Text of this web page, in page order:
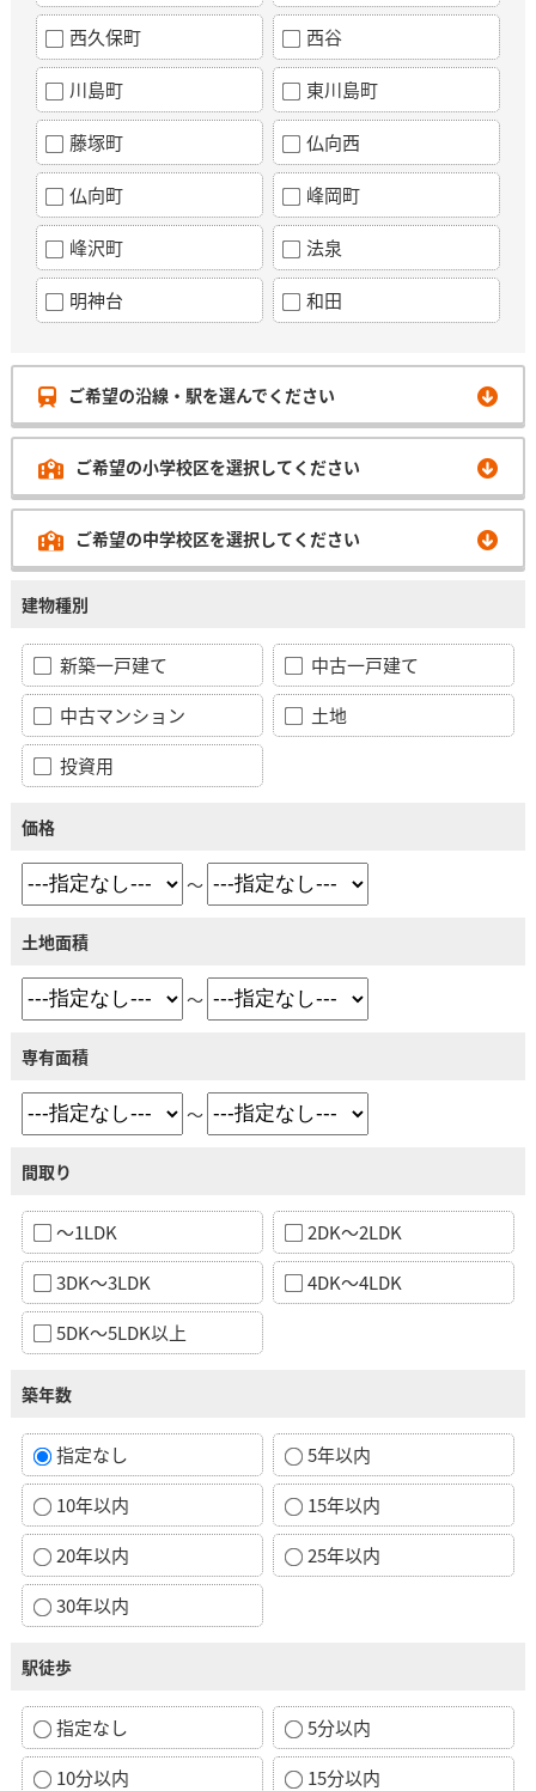
西久保町 西谷
川島町 東川島町
藤塚町 仏向西
仏向町 峰岡町
峰沢町 法泉
明神台 和田
ご希望の沿線・駅を選んでください
ご希望の小学校区を選択してください
ご希望の中学校区を選択してください
建物種別
新築一戸建て
中古一戸建て
中古マンション
土地
投資用
価格
～
土地面積
～
専有面積
～
間取り
～1LDK
2DK～2LDK
3DK～3LDK
4DK～4LDK
5DK～5LDK以上
築年数
指定なし
5年以内
10年以内
15年以内
20年以内
25年以内
30年以内
駅徒歩
指定なし
5分以内
10分以内
15分以内